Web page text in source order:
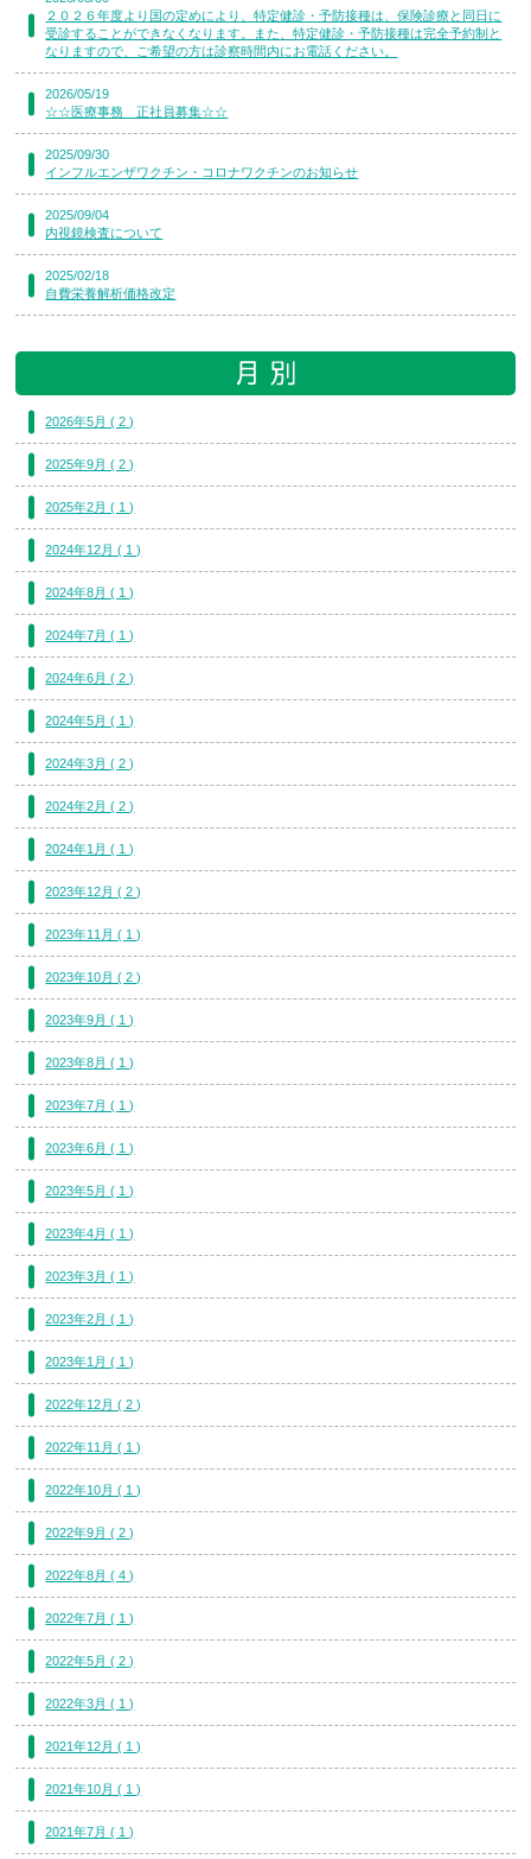
２０２６年度より国の定めにより、特定健診・予防接種は、保険診療と同日に
受診することができなくなります。また、特定健診・予防接種は完全予約制と
なりますので、ご希望の方は診察時間内にお電話ください。
2026/05/19
☆☆医療事務 正社員募集☆☆
2025/09/30
インフルエンザワクチン・コロナワクチンのお知らせ
2025/09/04
内視鏡検査について
2025/02/18
自費栄養解析価格改定
2026年5月 ( 2 )
2025年9月 ( 2 )
2025年2月 ( 1 )
2024年12月 ( 1 )
2024年8月 ( 1 )
2024年7月 ( 1 )
2024年6月 ( 2 )
2024年5月 ( 1 )
2024年3月 ( 2 )
2024年2月 ( 2 )
2024年1月 ( 1 )
2023年12月 ( 2 )
2023年11月 ( 1 )
2023年10月 ( 2 )
2023年9月 ( 1 )
2023年8月 ( 1 )
2023年7月 ( 1 )
2023年6月 ( 1 )
2023年5月 ( 1 )
2023年4月 ( 1 )
2023年3月 ( 1 )
2023年2月 ( 1 )
2023年1月 ( 1 )
2022年12月 ( 2 )
2022年11月 ( 1 )
2022年10月 ( 1 )
2022年9月 ( 2 )
2022年8月 ( 4 )
2022年7月 ( 1 )
2022年5月 ( 2 )
2022年3月 ( 1 )
2021年12月 ( 1 )
2021年10月 ( 1 )
2021年7月 ( 1 )